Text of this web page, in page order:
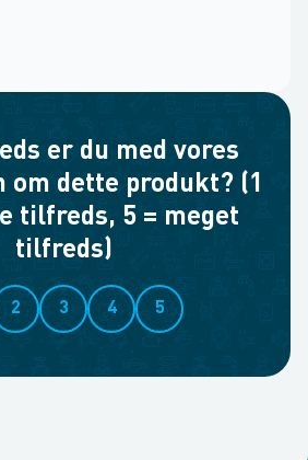
er du med vores
om dette produkt? (1
tilfreds, 5 = meget
tilfreds)
2 3 4 5